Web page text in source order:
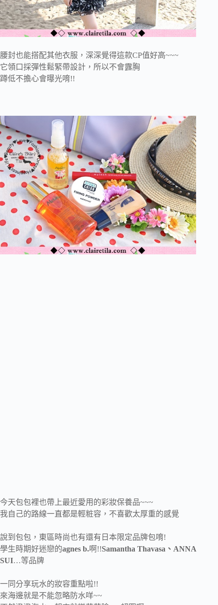
腰封也能搭配其他衣服，深深覺得這款CP值好高~~~
它領口採彈性鬆緊帶設計，所以不會露胸
蹲低不擔心會曝光唷!!
今天包包裡也帶上最近愛用的彩妝保養品~~~
我自己的路線一直都是輕粧容，不喜歡太厚重的感覺
說到包包，東區時尚也有還有日本限定品牌包唷!
學生時期好迷戀的agnes b.啊!!Samantha Thavasa、ANNA
SUI…等品牌
一同分享玩水的妝容重點啦!!
來海邊就是不能忽略防水咩~~